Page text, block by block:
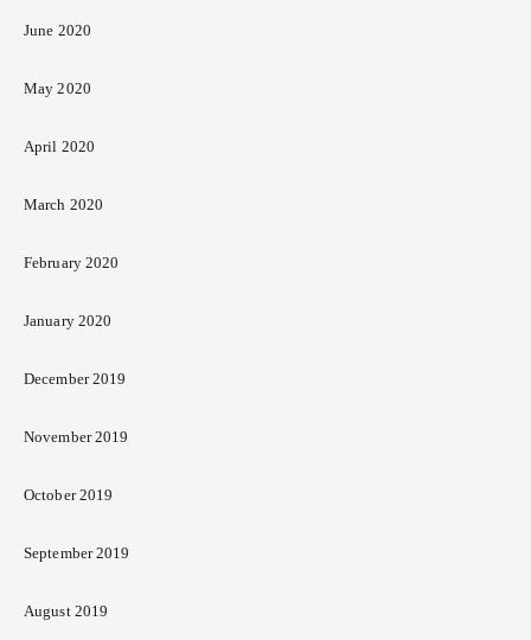
June 2020
May 2020
April 2020
March 2020
February 2020
January 2020
December 2019
November 2019
October 2019
September 2019
August 2019